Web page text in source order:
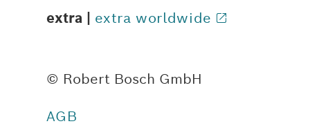
extra | extra worldwide
© Robert Bosch GmbH
AGB